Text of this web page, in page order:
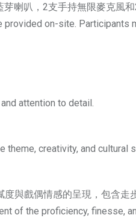
芽喇叭，2支手持無限麥克風
on-site.
attention to detail.
theme, creativity, and cultural
度與戲偶情感的呈現，包含走
of the proficiency, finesse,